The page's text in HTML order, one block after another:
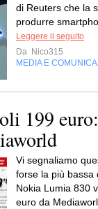
di Reuters che la
produrre
Leggere il seguito
Da Nico315
MEDIA E
199
Vi segnaliamo
forse la più bassa
Nokia Lumia 830
euro da